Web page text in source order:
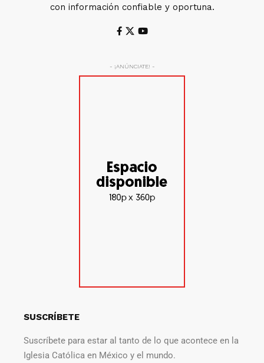
con información confiable y oportuna.
- ¡ANÚNCIATE! -
SUSCRÍBETE
Suscríbete para estar al tanto de lo que acontece en la
Iglesia Católica en México y el mundo.